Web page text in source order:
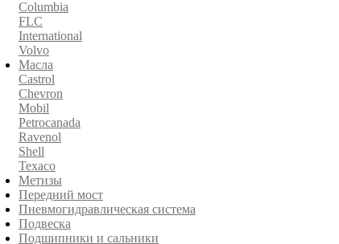
Columbia
FLC
International
Volvo
Масла
Castrol
Chevron
Mobil
Petrocanada
Ravenol
Shell
Texaco
Метизы
Передний мост
Пневмогидравлическая система
Подвеска
Подшипники и сальники